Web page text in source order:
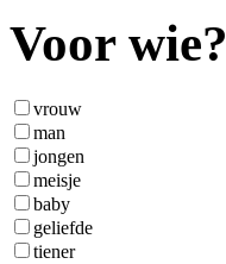
Voor wie?
vrouw
man
jongen
meisje
baby
geliefde
tiener